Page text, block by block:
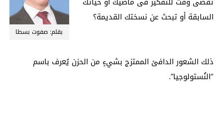
بقلم: صفوت بسطا
السابقة أو تبحث عن نسختك القديمة؟
ذلك الشعور الدافئ الممتزج بشيءٍ من الحزن يُعرف باسم
“النُستولوجيا”.